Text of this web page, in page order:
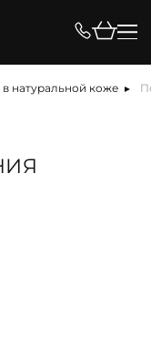
натуральной коже